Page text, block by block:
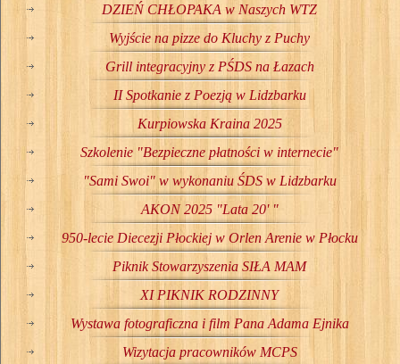
DZIEŃ CHŁOPAKA w Naszych WTZ
Wyjście na pizze do Kluchy z Puchy
Grill integracyjny z PŚDS na Łazach
II Spotkanie z Poezją w Lidzbarku
Kurpiowska Kraina 2025
Szkolenie "Bezpieczne płatności w internecie"
"Sami Swoi" w wykonaniu ŚDS w Lidzbarku
AKON 2025 "Lata 20' "
950-lecie Diecezji Płockiej w Orlen Arenie w Płocku
Piknik Stowarzyszenia SIŁA MAM
XI PIKNIK RODZINNY
Wystawa fotograficzna i film Pana Adama Ejnika
Wizytacja pracowników MCPS